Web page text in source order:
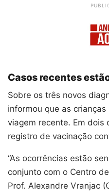
Casos recentes
Sobre os três novos
informou que as
viagem recente. Em dois
registro de vacinação
“As ocorrências estão
conjunto com o Centro
Prof. Alexandre Vranjac